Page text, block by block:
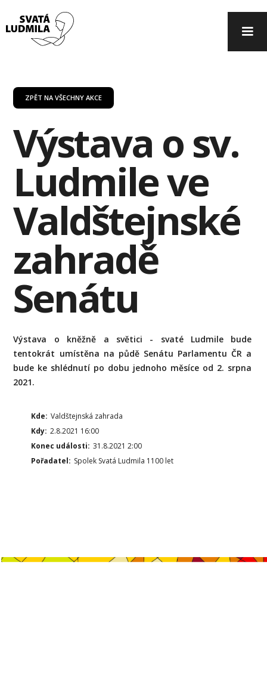
ZPĚT NA VŠECHNY AKCE
Výstava o sv.
Ludmile ve
Valdštejnské
zahradě
Senátu
Výstava o kněžně a světici - svaté Ludmile bude
tentokrát umístěna na půdě Senátu Parlamentu ČR a
bude ke shlédnutí po dobu jednoho měsíce od 2. srpna
2021.
Kde: Valdštejnská zahrada
Kdy: 2.8.2021 16:00
Konec události: 31.8.2021 2:00
Pořadatel: Spolek Svatá Ludmila 1100 let